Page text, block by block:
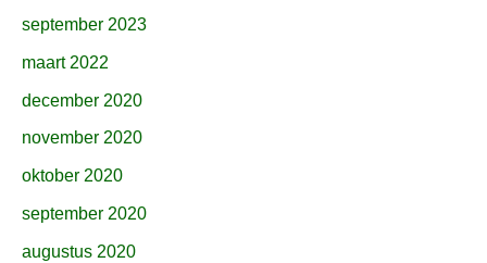
september 2023
maart 2022
december 2020
november 2020
oktober 2020
september 2020
augustus 2020